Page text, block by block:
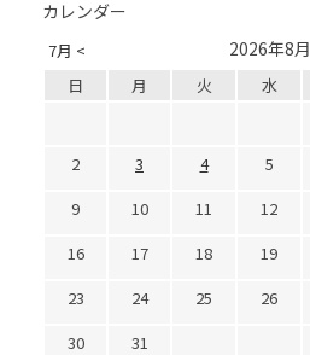
カレンダー
7月 < 2026年8月
日 月 火 水
2
3 4 5
9
10 11 12
16
17 18 19
23
24 25 26
30
31